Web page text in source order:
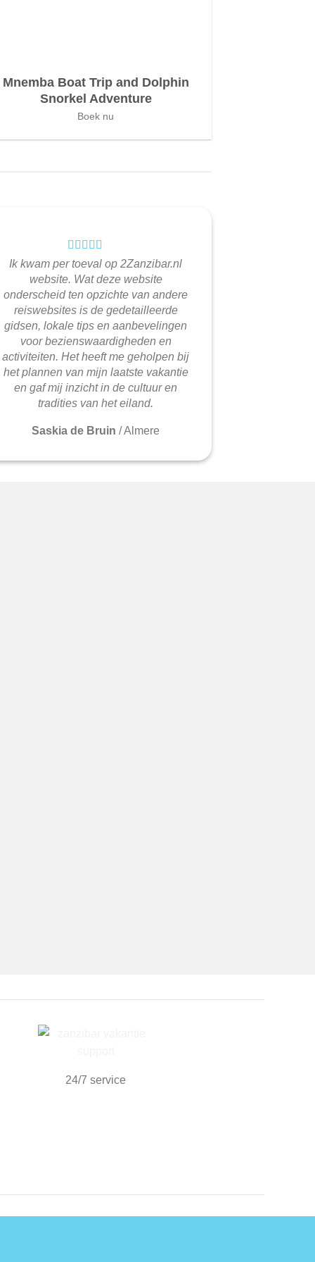
Mnemba Boat Trip and Dolphin
Snorkel Adventure
Boek nu
Ik kwam per toeval op 2Zanzibar.nl
website. Wat deze website
onderscheid ten opzichte van andere
reiswebsites is de gedetailleerde
gidsen, lokale tips en aanbevelingen
voor bezienswaardigheden en
activiteiten. Het heeft me geholpen bij
het plannen van mijn laatste vakantie
en gaf mij inzicht in de cultuur en
tradities van het eiland.
Saskia de Bruin /Almere
24/7 service